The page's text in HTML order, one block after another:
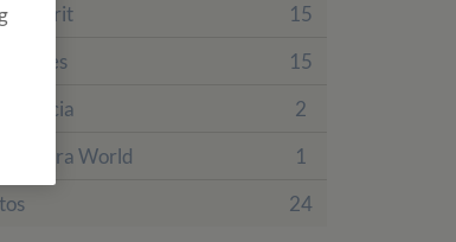
Tamarit
15
Prades
15
2
World
1
24